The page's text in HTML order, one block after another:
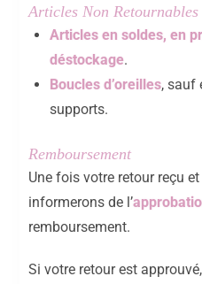
Articles Non Retournables
Articles en soldes, en
déstockage.
Boucles d’oreilles, sauf
supports.
Remboursement
Une fois votre retour reçu
informerons de l’
remboursement.
Si votre retour est